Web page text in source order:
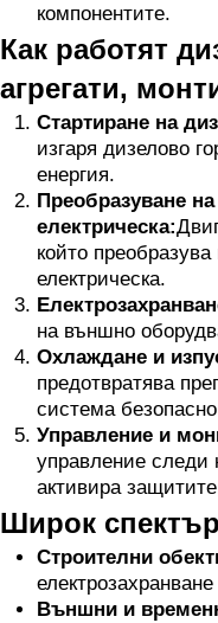
компонентите.
Как работят
агрегати,
Стартиране на
изгаря дизелово
енергия.
Преобразуване
електрическа:
който
електрическа.
на външно
Охлаждане и
предотвратява
система
Управление и
управление следи
активира
Широк
Строителни
Външни и